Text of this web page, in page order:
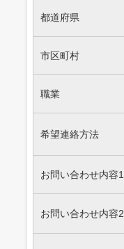
都道府県
市区町村
職業
希望連絡方法
お問い合わせ内容1
お問い合わせ内容2